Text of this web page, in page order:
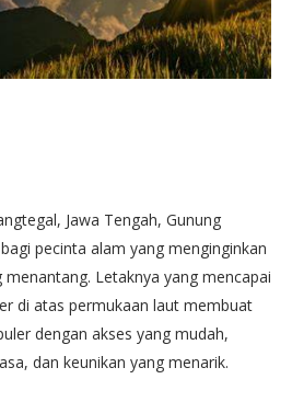
Jawa Tengah, Gunung
pecinta alam yang menginginkan
Letaknya yang mencapai
di atas permukaan laut membuat
dengan akses yang mudah,
dan keunikan yang menarik.